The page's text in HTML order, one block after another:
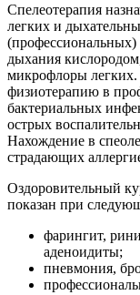
Спелеотерапия
легких и
(профессиональных)
дыхания
микрофлоры
физиотерапию в
бактериальных
острых
Нахождение в
страдающих
Оздоровительный
показан при
фарингит,
аденоидиты;
пневмония,